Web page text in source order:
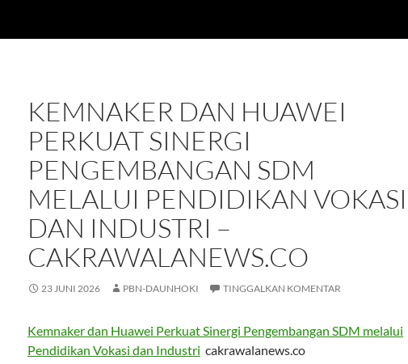
KEMNAKER DAN HUAWEI
PERKUAT SINERGI
PENGEMBANGAN SDM
MELALUI PENDIDIKAN VOKASI
DAN INDUSTRI –
CAKRAWALANEWS.CO
23 JUNI 2026 PBN-DAUNHOKI TINGGALKAN KOMENTAR
Kemnaker dan Huawei Perkuat Sinergi Pengembangan SDM melalui
Pendidikan Vokasi dan Industri cakrawalanews.co